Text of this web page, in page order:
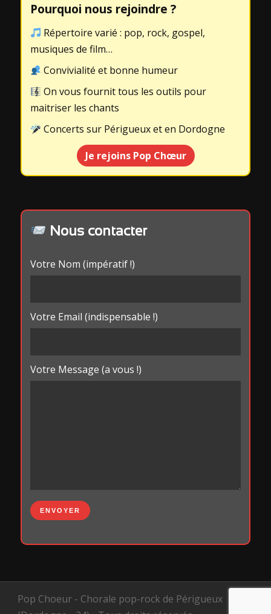
Pourquoi nous rejoindre ?
Répertoire varié : pop, rock, gospel,
musiques de film…
Convivialité et bonne humeur
On vous fournit tous les outils pour
maitriser les chants
Concerts sur Périgueux et en Dordogne
Je rejoins Pop Chœur
Nous contacter
Votre Nom (impératif !)
Votre Email (indispensable !)
Votre Message (a vous !)
Pop Choeur - Chorale pop-rock de Périgueux